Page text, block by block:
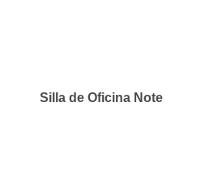
Silla de Oficina Note